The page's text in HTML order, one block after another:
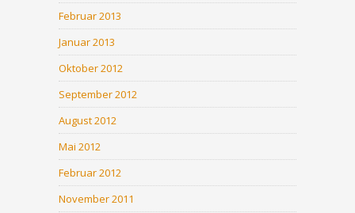
Februar 2013
Januar 2013
Oktober 2012
September 2012
August 2012
Mai 2012
Februar 2012
November 2011